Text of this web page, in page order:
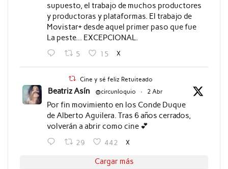
supuesto, el trabajo de muchos productores
y productoras y plataformas. El trabajo de
Movistar+ desde aquel primer paso que fue
La peste... EXCEPCIONAL.
5 15 X
Cine y sé feliz Retuiteado
Beatriz Asín @circunloquio · 2 Abr
Por fin movimiento en los Conde Duque
de Alberto Aguilera. Tras 6 años cerrados,
volverán a abrir como cine 💕
29 442 X
Cargar más